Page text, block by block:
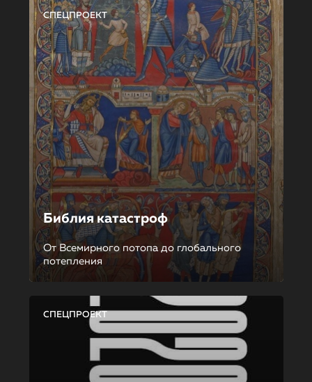
СПЕЦПРОЕКТ
Библия катастроф
От Всемирного потопа до глобального
потепления
СПЕЦПРОЕКТ